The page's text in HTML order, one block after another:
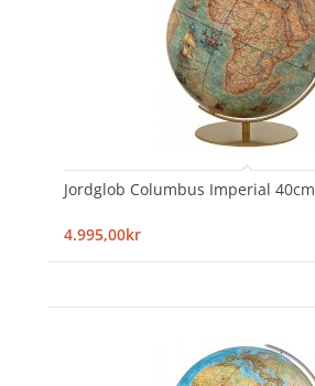
Jordglob Columbus Imperial 40cm
4.995,00kr